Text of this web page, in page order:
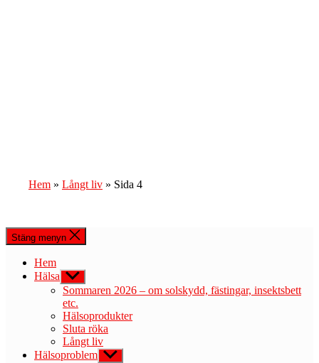
Hem » Långt liv » Sida 4
Stäng menyn
Hem
Hälsa Visa
undermeny
Sommaren 2026 – om solskydd, fästingar, insektsbett
etc.
Hälsoprodukter
Sluta röka
Långt liv
Hälsoproblem Visa